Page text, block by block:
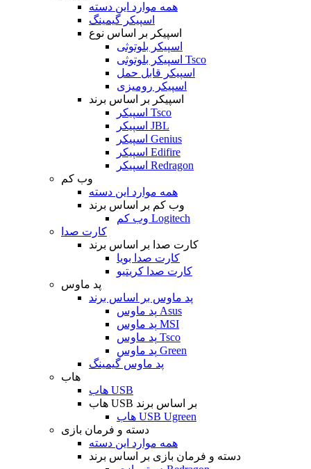
همه موارد این دسته
اسپیکر گیمینگ
اسپیکر بر اساس نوع
اسپیکر بلوتوثی
اسپیکر بلوتوثی Tsco
اسپیکر قابل حمل
اسپیکر رومیزی
اسپیکر بر اساس برند
اسپیکر Tsco
اسپیکر JBL
اسپیکر Genius
اسپیکر Edifire
اسپیکر Redragon
وب کم
همه موارد این دسته
وب کم بر اساس برند
وب کم Logitech
کارت صدا
کارت صدا بر اساس برند
کارت صدا بویا
کارت صدا کریتیو
پد ماوس
پد ماوس بر اساس برند
پد ماوس Asus
پد ماوس MSI
پد ماوس Tsco
پد ماوس Green
پد ماوس گیمینگ
هاب
هاب USB
هاب USB بر اساس برند
هاب USB Ugreen
دسته و فرمان بازی
همه موارد این دسته
دسته و فرمان بازی بر اساس برند